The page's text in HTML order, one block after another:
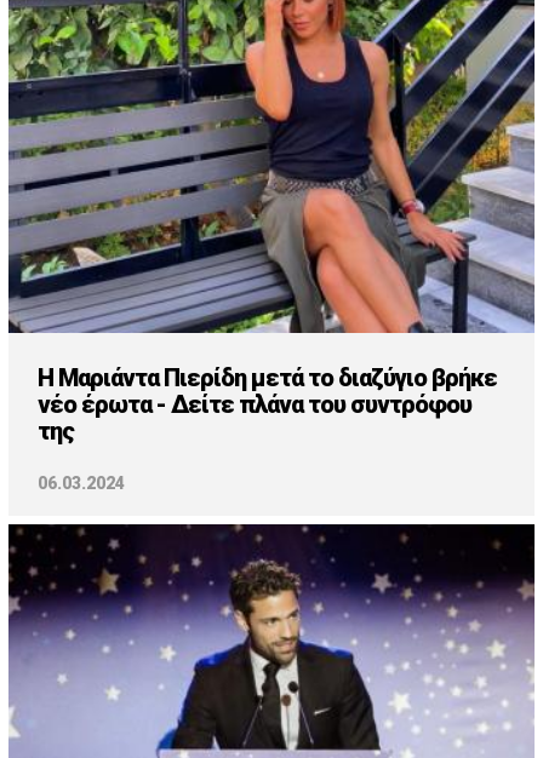
ΣΥΝΔΕΣΜΟΙ
Tv
Πρώτο
Style
Η Μαριάντα Πιερίδη μετά το διαζύγιο βρήκε
νέο έρωτα - Δείτε πλάνα του συντρόφου
της
06.03.2024